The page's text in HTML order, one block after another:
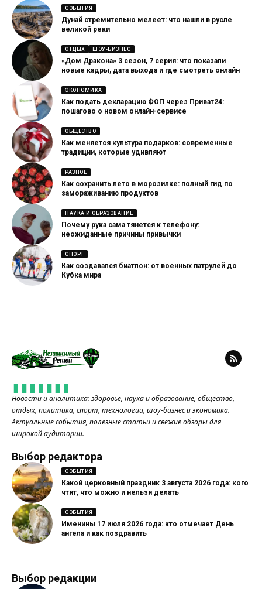
СОБЫТИЯ
Дунай стремительно мелеет: что нашли в русле
великой реки
ОТДЫХ ШОУ-БИЗНЕС
«Дом Дракона» 3 сезон, 7 серия: что показали
новые кадры, дата выхода и где смотреть онлайн
ЭКОНОМИКА
Как подать декларацию ФОП через Приват24:
пошагово о новом онлайн-сервисе
ОБЩЕСТВО
Как меняется культура подарков: современные
традиции, которые удивляют
РАЗНОЕ
Как сохранить лето в морозилке: полный гид по
замораживанию продуктов
НАУКА И ОБРАЗОВАНИЕ
Почему рука сама тянется к телефону:
неожиданные причины привычки
СПОРТ
Как создавался биатлон: от военных патрулей до
Кубка мира
Новости и аналитика: здоровье, наука и образование, общество,
отдых, политика, спорт, технологии, шоу-бизнес и экономика.
Актуальные события, полезные статьи и свежие обзоры для
широкой аудитории.
Выбор редактора
СОБЫТИЯ
Какой церковный праздник 3 августа 2026 года: кого
чтят, что можно и нельзя делать
СОБЫТИЯ
Именины 17 июля 2026 года: кто отмечает День
ангела и как поздравить
Выбор редакции